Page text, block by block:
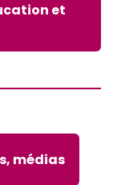
et
médias